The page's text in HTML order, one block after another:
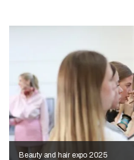
Beauty and hair expo 2025